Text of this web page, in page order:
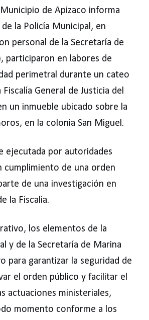
de Apizaco informa
la Policía Municipal, en
personal de la Secretaría de
participaron en labores de
perimetral durante un cateo
General de Justicia del
un inmueble ubicado sobre la
en la colonia San Miguel.
ejecutada por autoridades
cumplimiento de una orden
de una investigación en
la Fiscalía.
los elementos de la
y de la Secretaría de Marina
para garantizar la seguridad de
el orden público y facilitar el
actuaciones ministeriales,
momento conforme a los